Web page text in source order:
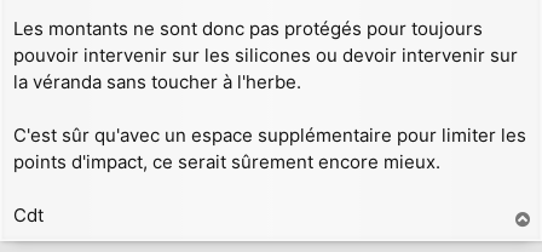
Les montants ne sont donc pas protégés pour toujours
pouvoir intervenir sur les silicones ou devoir intervenir sur
la véranda sans toucher à l'herbe.
C'est sûr qu'avec un espace supplémentaire pour limiter les
points d'impact, ce serait sûrement encore mieux.
Cdt
a